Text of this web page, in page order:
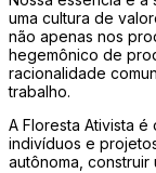
uma cultura de
não apenas nos
hegemônico de
racionalidade
trabalho.
A Floresta Ativista
indivíduos e
autônoma, construir